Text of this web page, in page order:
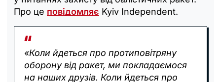
Про це повідомляє Kyiv Independent.
«Коли йдеться про протиповітряну
оборону від ракет, ми покладаємося
на наших друзів. Коли йдеться про